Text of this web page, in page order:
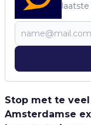
Stop met te
Amsterdamse